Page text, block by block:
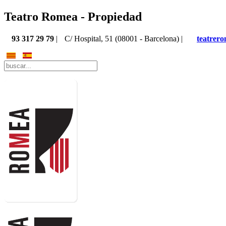
Teatro Romea - Propiedad
93 317 29 79 | C/ Hospital, 51 (08001 - Barcelona) |